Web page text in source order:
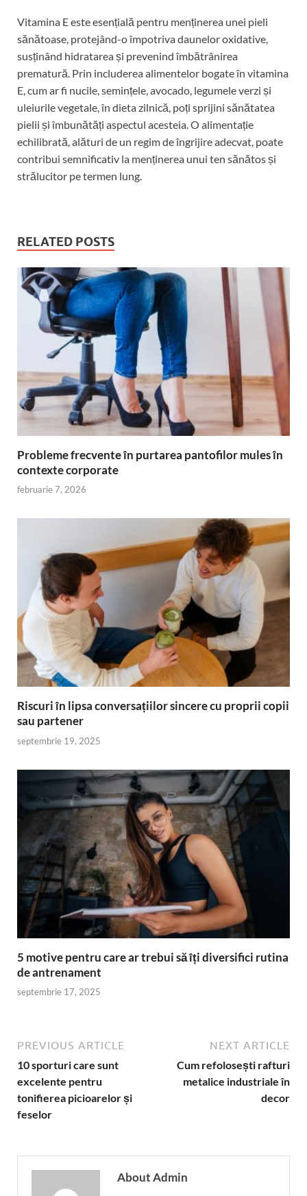
Vitamina E este esențială pentru menținerea unei pieli
sănătoase, protejând-o împotriva daunelor oxidative,
susținând hidratarea și prevenind îmbătrânirea
prematură. Prin includerea alimentelor bogate în vitamina
E, cum ar fi nucile, semințele, avocado, legumele verzi și
uleiurile vegetale, în dieta zilnică, poți sprijini sănătatea
pielii și îmbunătăți aspectul acesteia. O alimentație
echilibrată, alături de un regim de îngrijire adecvat, poate
contribui semnificativ la menținerea unui ten sănătos și
strălucitor pe termen lung.
RELATED POSTS
Probleme frecvente în purtarea pantofilor mules în
contexte corporate
februarie 7, 2026
Riscuri în lipsa conversațiilor sincere cu proprii copii
sau partener
septembrie 19, 2025
5 motive pentru care ar trebui să îți diversifici rutina
de antrenament
septembrie 17, 2025
PREVIOUS ARTICLE
10 sporturi care sunt
excelente pentru
tonifierea picioarelor și
feselor
NEXT ARTICLE
Cum refolosești rafturi
metalice industriale în
decor
About Admin